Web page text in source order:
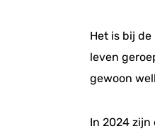
Het is bij
leven
gewoon
In 2024